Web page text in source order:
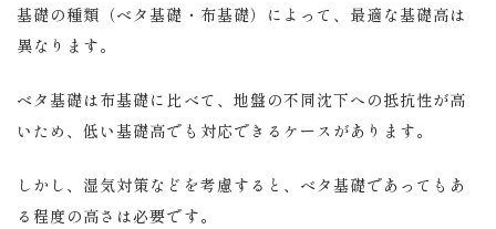
基礎の種類（ベタ基礎・布基礎）によって、最適な基礎高は
異なります。
ベタ基礎は布基礎に比べて、地盤の不同沈下への抵抗性が高
いため、低い基礎高でも対応できるケースがあります。
しかし、湿気対策などを考慮すると、ベタ基礎であってもあ
る程度の高さは必要です。